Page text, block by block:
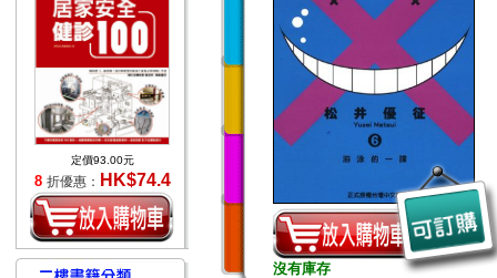
定價93.00元
8 折優惠： HK$74.4
沒有庫存